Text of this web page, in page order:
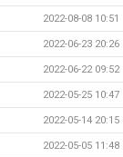
2022-08-08 10:51
2022-06-23 20:26
2022-06-22 09:52
2022-05-25 10:47
2022-05-14 20:15
2022-05-05 11:48